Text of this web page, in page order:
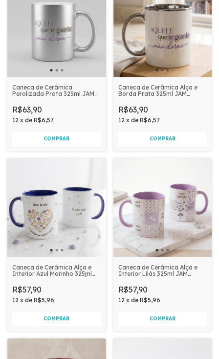
Caneca de Cerâmica
Perolizada Prata 325ml JAM
GUARDA NÃO DORME
R$63,90
12 x de R$6,57
Caneca de Cerâmica Alça e
Borda Prata 325ml JAM
GUARDA NÃO DORME
R$63,90
12 x de R$6,57
Caneca de Cerâmica Alça e
Interior Azul Marinho 325ml
R$57,90
12 x de R$5,96
Caneca de Cerâmica Alça e
Interior Lilás 325ml JAM
LINDA E ÚNICA
R$57,90
12 x de R$5,96